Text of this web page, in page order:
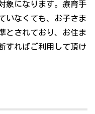
象になります。療育手
いなくても、お子さま
とされており、お住ま
すればご利用して頂け